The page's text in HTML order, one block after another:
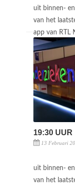
uit binnen-
van het
app van RTL
19:30 UUR
13 Februari
uit binnen-
van het